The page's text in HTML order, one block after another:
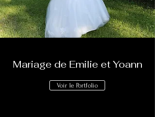
Mariage de Emilie et Yoann
Voir le Portfolio